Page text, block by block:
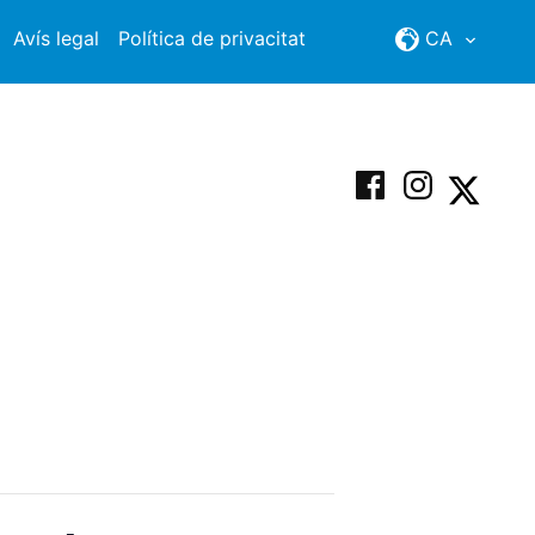
CA
Avís legal Política de privacitat
Facebook
Instagram
X